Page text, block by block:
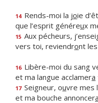
14 Rends-moi la joie
que l’esprit généreux
15 Aux pécheurs,
vers toi, reviendront
16 Libère-moi du sang
et ma langue acclamera
17 Seigneur, ouvre mes
et ma bouche annoncera